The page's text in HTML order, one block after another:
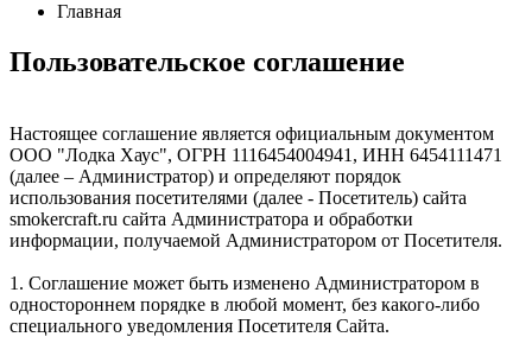
Главная
Пользовательское соглашение
Настоящее соглашение является официальным документом
ООО "Лодка Хаус", ОГРН 1116454004941, ИНН 6454111471
(далее – Администратор) и определяют порядок
использования посетителями (далее - Посетитель) сайта
smokercraft.ru сайта Администратора и обработки
информации, получаемой Администратором от Посетителя.
1. Соглашение может быть изменено Администратором в
одностороннем порядке в любой момент, без какого-либо
специального уведомления Посетителя Сайта.